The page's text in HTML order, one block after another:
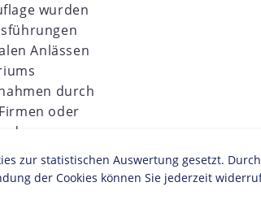
wurden
Anlässen
durch
oder
Wehrmacht
zur statistischen Auswertung gesetzt.
der Cookies können Sie jederzeit